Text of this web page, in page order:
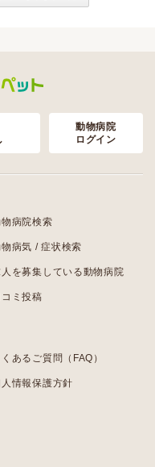
動物病院
ログイン
病院検索
病気 / 症状検索
を募集している動物病院
コミ投稿
あるご質問（FAQ）
情報保護方針